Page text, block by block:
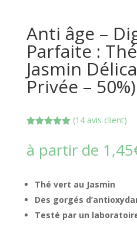
Anti âge –
Parfaite :
Jasmin
Privée – 50%)
basé sur
notations
(14 avis client)
à partir de 1,45
Thé vert au Jasmin
Des gorgés
Testé par un